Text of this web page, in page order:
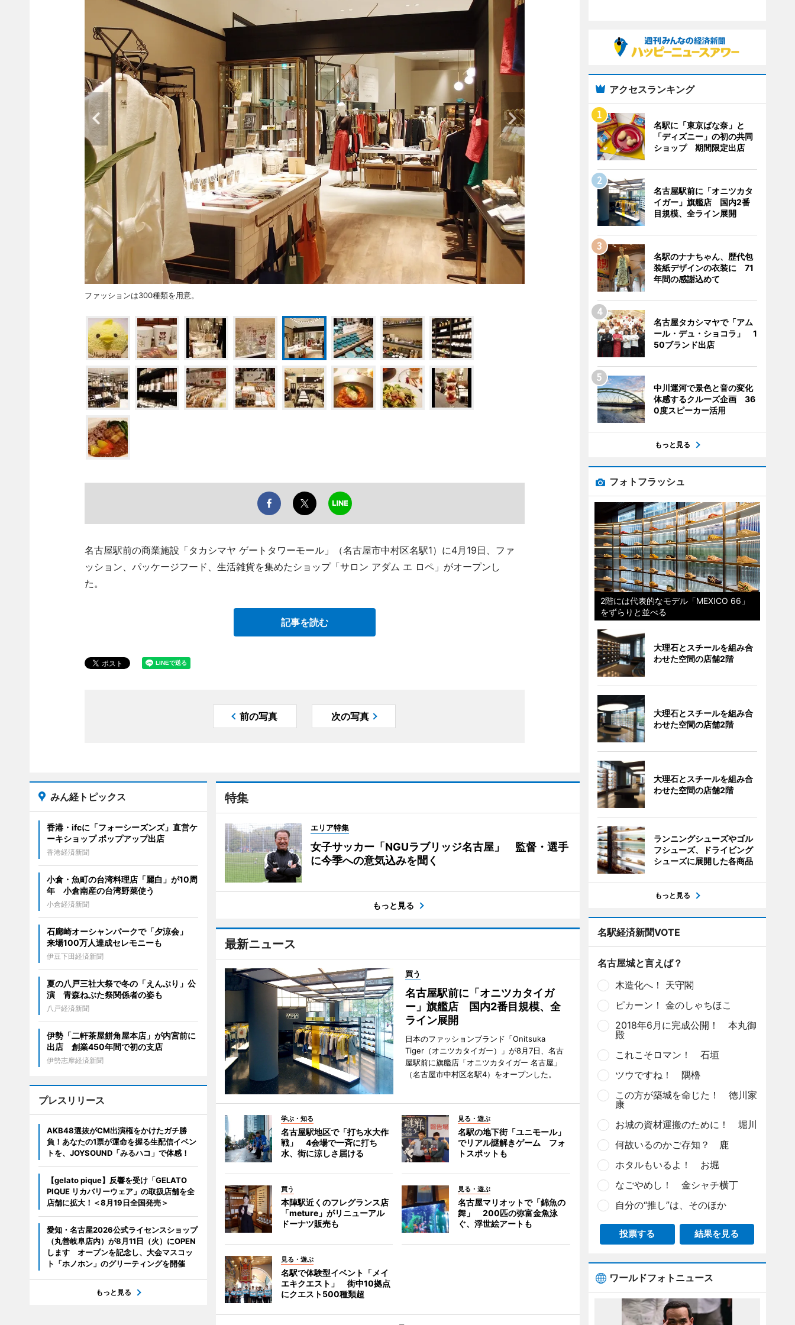
ファッションは300種類を用意。
名古屋駅前の商業施設「タカシマヤ ゲートタワーモール」（名古屋市中村区名駅1）に4月19日、ファ
ッション、パッケージフード、生活雑貨を集めたショップ「サロン アダム エ ロペ」がオープンし
た。
記事を読む
前の写真 次の写真
特集
エリア特集
女子サッカー「NGUラブリッジ名古屋」 監督・選手
に今季への意気込みを聞く
もっと見る
最新ニュース
買う
名古屋駅前に「オニツカタイガ
ー」旗艦店 国内2番目規模、全
ライン展開
日本のファッションブランド「Onitsuka
Tiger（オニツカタイガー）」が8月7日、名古
屋駅前に旗艦店「オニツカタイガー 名古屋」
（名古屋市中村区名駅4）をオープンした。
学ぶ・知る
名古屋駅地区で「打ち水大作
戦」 4会場で一斉に打ち
水、街に涼しさ届ける
見る・遊ぶ
名駅の地下街「ユニモール」
でリアル謎解きゲーム フォ
トスポットも
買う
本陣駅近くのフレグランス店
「meture」がリニューアル
ドーナツ販売も
見る・遊ぶ
名古屋マリオットで「錦魚の
舞」 200匹の弥富金魚泳
ぐ、浮世絵アートも
見る・遊ぶ
名駅で体験型イベント「メイ
エキクエスト」 街中10拠点
にクエスト500種類超
みん経トピックス
香港・ifcに「フォーシーズンズ」直営ケ
ーキショップ ポップアップ出店
香港経済新聞
小倉・魚町の台湾料理店「麗白」が10周
年 小倉南産の台湾野菜使う
小倉経済新聞
石廊崎オーシャンパークで「夕涼会」
来場100万人達成セレモニーも
伊豆下田経済新聞
夏の八戸三社大祭で冬の「えんぶり」公
演 青森ねぶた祭関係者の姿も
八戸経済新聞
伊勢「二軒茶屋餅角屋本店」が内宮前に
出店 創業450年間で初の支店
伊勢志摩経済新聞
プレスリリース
AKB48選抜がCM出演権をかけたガチ勝
負！あなたの1票が運命を握る生配信イベン
トを、JOYSOUND「みるハコ」で体感！
【gelato pique】反響を受け「GELATO
PIQUE リカバリーウェア」の取扱店舗を全
店舗に拡大！＜8月19日全国発売＞
愛知・名古屋2026公式ライセンスショップ
（丸善岐阜店内）が8月11日（火）にOPEN
します オープンを記念し、大会マスコッ
ト「ホノホン」のグリーティングを開催
もっと見る
アクセスランキング
名駅に「東京ばな奈」と
「ディズニー」の初の共同
ショップ 期間限定出店
名古屋駅前に「オニツカタ
イガー」旗艦店 国内2番
目規模、全ライン展開
名駅のナナちゃん、歴代包
装紙デザインの衣装に 71
年間の感謝込めて
名古屋タカシマヤで「アム
ール・デュ・ショコラ」 1
50ブランド出店
中川運河で景色と音の変化
体感するクルーズ企画 36
0度スピーカー活用
もっと見る
フォトフラッシュ
2階には代表的なモデル「MEXICO 66」
をずらりと並べる
大理石とスチールを組み合
わせた空間の店舗2階
大理石とスチールを組み合
わせた空間の店舗2階
大理石とスチールを組み合
わせた空間の店舗2階
ランニングシューズやゴル
フシューズ、ドライビング
シューズに展開した各商品
もっと見る
名駅経済新聞VOTE
名古屋城と言えば？
木造化へ！ 天守閣
ピカーン！ 金のしゃちほこ
2018年6月に完成公開！ 本丸御
殿
これこそロマン！ 石垣
ツウですね！ 隅櫓
この方が築城を命じた！ 徳川家
康
お城の資材運搬のために！ 堀川
何故いるのかご存知？ 鹿
ホタルもいるよ！ お堀
なごやめし！ 金シャチ横丁
自分の“推し”は、そのほか
投票する 結果を見る
ワールドフォトニュース